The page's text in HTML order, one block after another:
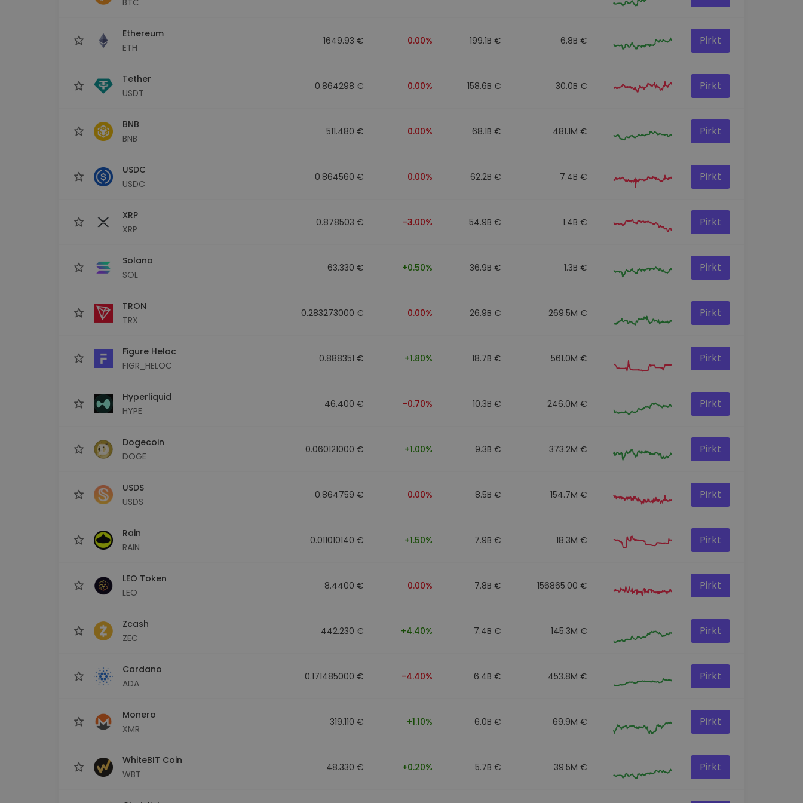
Ethereum
ETH
1649.93 € 0.00% 199.1B € 6.8B € Pirkt
Tether
USDT
0.864298 € 0.00% 158.6B € 30.0B € Pirkt
BNB
BNB
511.480 € 0.00% 68.1B € 481.1M € Pirkt
USDC
USDC
0.864560 € 0.00% 62.2B € 7.4B € Pirkt
XRP
XRP
0.878503 € -3.00% 54.9B € 1.4B € Pirkt
Solana
SOL
63.330 € +0.50% 36.9B € 1.3B € Pirkt
TRON
TRX
0.283273000 € 0.00% 26.9B € 269.5M € Pirkt
Figure Heloc
FIGR_HELOC
0.888351 € +1.80% 18.7B € 561.0M € Pirkt
Hyperliquid
HYPE
46.400 € -0.70% 10.3B € 246.0M € Pirkt
Dogecoin
DOGE
0.060121000 € +1.00% 9.3B € 373.2M € Pirkt
USDS
USDS
0.864759 € 0.00% 8.5B € 154.7M € Pirkt
Rain
RAIN
0.011010140 € +1.50% 7.9B € 18.3M € Pirkt
LEO Token
LEO
8.4400 € 0.00% 7.8B € 156865.00 € Pirkt
Zcash
ZEC
442.230 € +4.40% 7.4B € 145.3M € Pirkt
Cardano
ADA
0.171485000 € -4.40% 6.4B € 453.8M € Pirkt
Monero
XMR
319.110 € +1.10% 6.0B € 69.9M € Pirkt
WhiteBIT Coin
WBT
48.330 € +0.20% 5.7B € 39.5M € Pirkt